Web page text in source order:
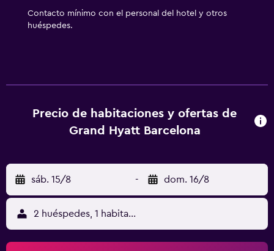
bañera de hidromasaje. Otros servicios de ocio y
esparcimiento incluyen sauna y gimnasio. Se pueden
Contacto mínimo con el personal del hotel y otros
huéspedes.
Precio de habitaciones y ofertas de
Grand Hyatt Barcelona
sáb. 15/8 - dom. 16/8
2 huéspedes, 1 habitación